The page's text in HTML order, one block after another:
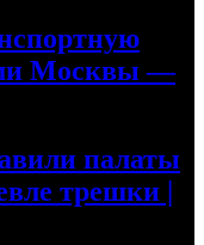
Москвы —
палаты
трешки |